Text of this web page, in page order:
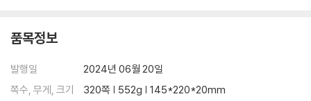
품목정보
발행일
2024년 06월 20일
쪽수, 무게, 크기
320쪽 | 552g | 145*220*20mm